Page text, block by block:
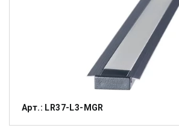
Арт.: LR37-L3-MGR